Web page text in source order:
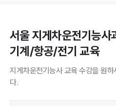
서울 지게차운전기능사
기계/항공/전기 교육
지게차운전기능사 교육 수강을 원
다.